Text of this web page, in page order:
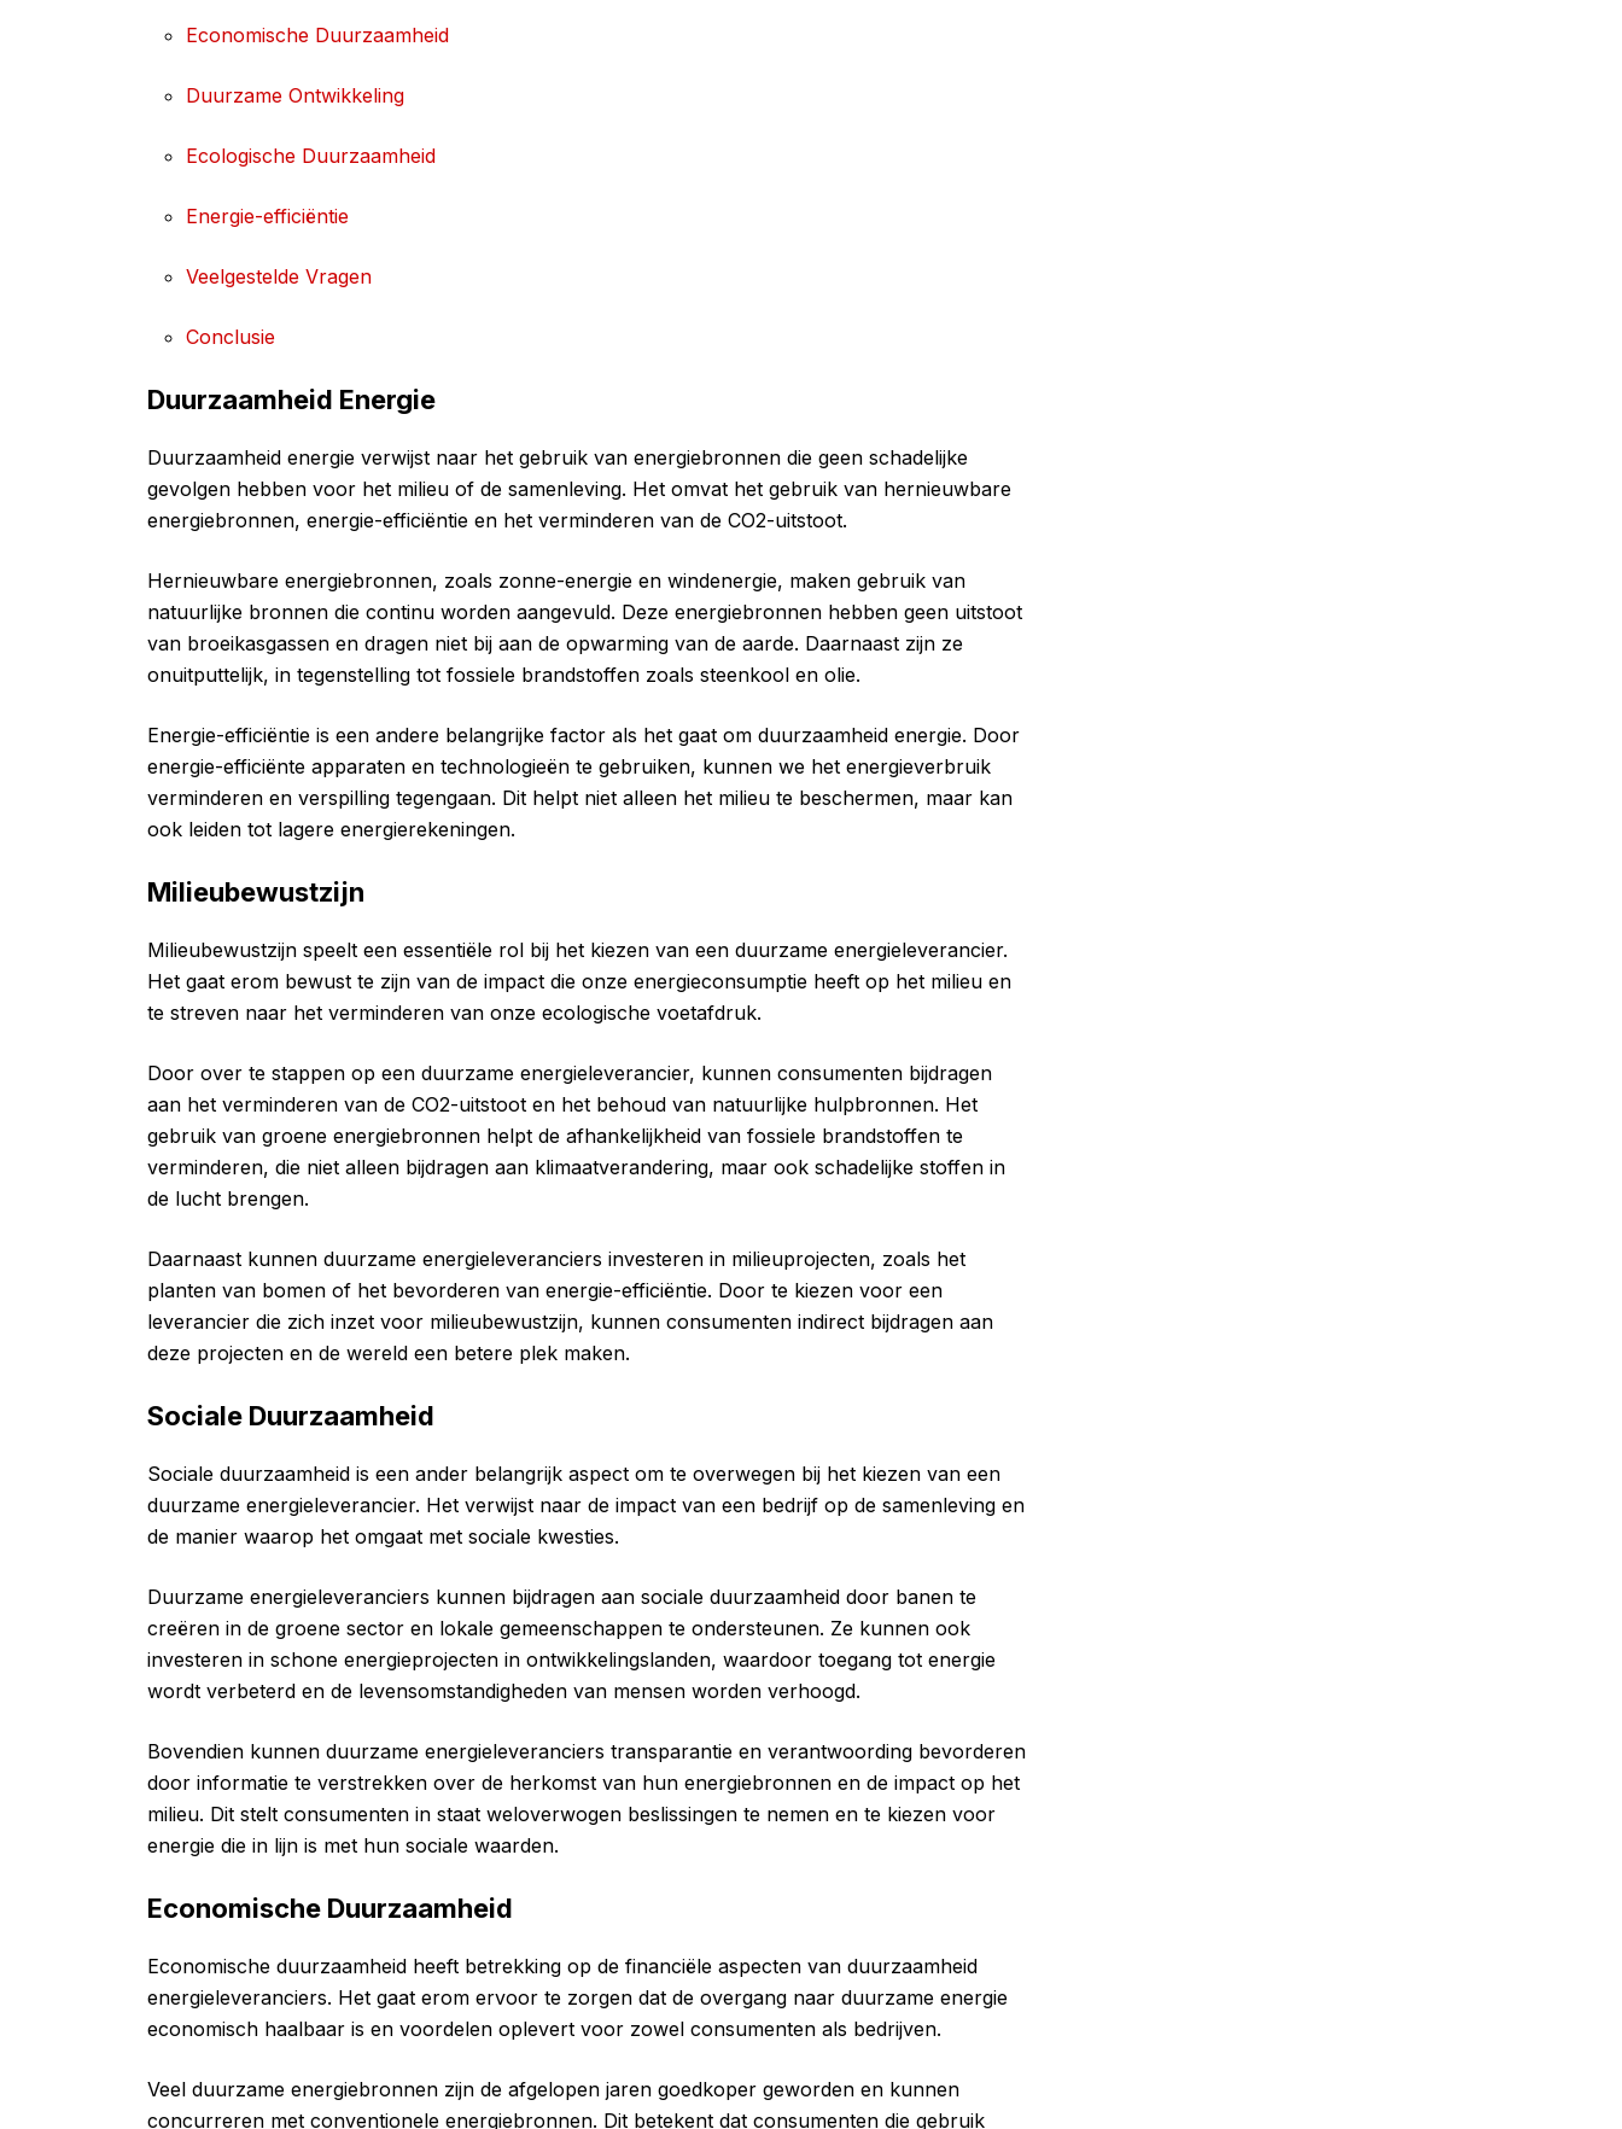
Economische Duurzaamheid
Duurzame Ontwikkeling
Ecologische Duurzaamheid
Energie-efficiëntie
Veelgestelde Vragen
Conclusie
Duurzaamheid Energie
Duurzaamheid energie verwijst naar het gebruik van energiebronnen die geen schadelijke
gevolgen hebben voor het milieu of de samenleving. Het omvat het gebruik van hernieuwbare
energiebronnen, energie-efficiëntie en het verminderen van de CO2-uitstoot.
Hernieuwbare energiebronnen, zoals zonne-energie en windenergie, maken gebruik van
natuurlijke bronnen die continu worden aangevuld. Deze energiebronnen hebben geen uitstoot
van broeikasgassen en dragen niet bij aan de opwarming van de aarde. Daarnaast zijn ze
onuitputtelijk, in tegenstelling tot fossiele brandstoffen zoals steenkool en olie.
Energie-efficiëntie is een andere belangrijke factor als het gaat om duurzaamheid energie. Door
energie-efficiënte apparaten en technologieën te gebruiken, kunnen we het energieverbruik
verminderen en verspilling tegengaan. Dit helpt niet alleen het milieu te beschermen, maar kan
ook leiden tot lagere energierekeningen.
Milieubewustzijn
Milieubewustzijn speelt een essentiële rol bij het kiezen van een duurzame energieleverancier.
Het gaat erom bewust te zijn van de impact die onze energieconsumptie heeft op het milieu en
te streven naar het verminderen van onze ecologische voetafdruk.
Door over te stappen op een duurzame energieleverancier, kunnen consumenten bijdragen
aan het verminderen van de CO2-uitstoot en het behoud van natuurlijke hulpbronnen. Het
gebruik van groene energiebronnen helpt de afhankelijkheid van fossiele brandstoffen te
verminderen, die niet alleen bijdragen aan klimaatverandering, maar ook schadelijke stoffen in
de lucht brengen.
Daarnaast kunnen duurzame energieleveranciers investeren in milieuprojecten, zoals het
planten van bomen of het bevorderen van energie-efficiëntie. Door te kiezen voor een
leverancier die zich inzet voor milieubewustzijn, kunnen consumenten indirect bijdragen aan
deze projecten en de wereld een betere plek maken.
Sociale Duurzaamheid
Sociale duurzaamheid is een ander belangrijk aspect om te overwegen bij het kiezen van een
duurzame energieleverancier. Het verwijst naar de impact van een bedrijf op de samenleving en
de manier waarop het omgaat met sociale kwesties.
Duurzame energieleveranciers kunnen bijdragen aan sociale duurzaamheid door banen te
creëren in de groene sector en lokale gemeenschappen te ondersteunen. Ze kunnen ook
investeren in schone energieprojecten in ontwikkelingslanden, waardoor toegang tot energie
wordt verbeterd en de levensomstandigheden van mensen worden verhoogd.
Bovendien kunnen duurzame energieleveranciers transparantie en verantwoording bevorderen
door informatie te verstrekken over de herkomst van hun energiebronnen en de impact op het
milieu. Dit stelt consumenten in staat weloverwogen beslissingen te nemen en te kiezen voor
energie die in lijn is met hun sociale waarden.
Economische Duurzaamheid
Economische duurzaamheid heeft betrekking op de financiële aspecten van duurzaamheid
energieleveranciers. Het gaat erom ervoor te zorgen dat de overgang naar duurzame energie
economisch haalbaar is en voordelen oplevert voor zowel consumenten als bedrijven.
Veel duurzame energiebronnen zijn de afgelopen jaren goedkoper geworden en kunnen
concurreren met conventionele energiebronnen. Dit betekent dat consumenten die gebruik